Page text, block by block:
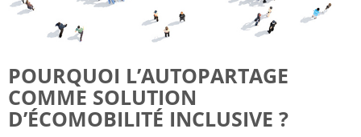
POURQUOI L’AUTOPARTAGE
COMME SOLUTION
D’ÉCOMOBILITÉ INCLUSIVE ?